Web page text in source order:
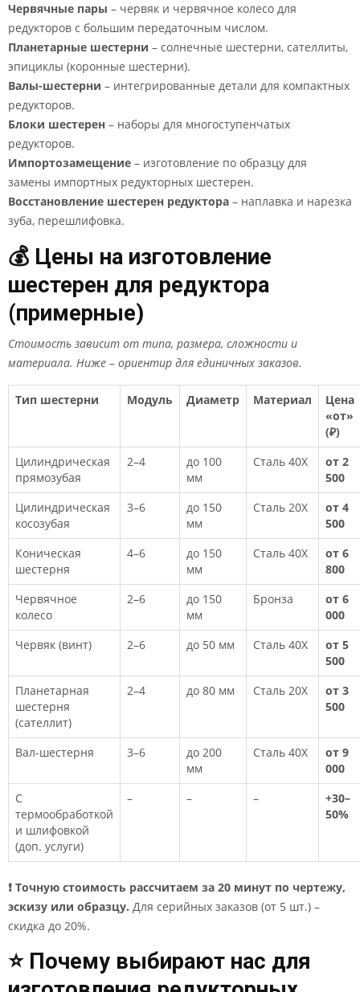
Червячные пары – червяк и червячное колесо для
редукторов с большим передаточным числом.
Планетарные шестерни – солнечные шестерни, сателлиты,
эпициклы (коронные шестерни).
Валы-шестерни – интегрированные детали для компактных
редукторов.
Блоки шестерен – наборы для многоступенчатых
редукторов.
Импортозамещение – изготовление по образцу для
замены импортных редукторных шестерен.
Восстановление шестерен редуктора – наплавка и нарезка
зуба, перешлифовка.
💰 Цены на изготовление
шестерен для редуктора
(примерные)
Стоимость зависит от типа, размера, сложности и
материала. Ниже – ориентир для единичных заказов.
Тип шестерни Модуль Диаметр Материал
Цена
«от»
(₽)
Цилиндрическая
прямозубая
2–4
до 100
мм
Сталь 40Х
от 2
500
Цилиндрическая
косозубая
3–6
до 150
мм
Сталь 20Х
от 4
500
Коническая
шестерня
4–6
до 150
мм
Сталь 40Х
от 6
800
Червячное
колесо
2–6
до 150
мм
Бронза
от 6
000
Червяк (винт)
2–6 до 50 мм Сталь 40Х
от 5
500
Планетарная
шестерня
(сателлит)
2–4 до 80 мм Сталь 20Х
от 3
500
Вал-шестерня 3–6
до 200
мм
Сталь 40Х
от 9
000
С
термообработкой
и шлифовкой
(доп. услуги)
– – –
+30–
50%
❗ Точную стоимость рассчитаем за 20 минут по чертежу,
эскизу или образцу. Для серийных заказов (от 5 шт.) –
скидка до 20%.
⭐ Почему выбирают нас для